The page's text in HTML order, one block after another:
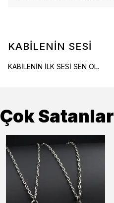
KABİLENİN SESİ
KABİLENİN İLK SESİ SEN OL.
Çok Satanlar